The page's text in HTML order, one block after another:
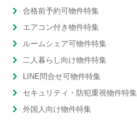
合格前予約可物件特集
エアコン付き物件特集
ルームシェア可物件特集
二人暮らし向け物件特集
LINE問合せ可物件特集
セキュリティ・防犯重視物件特集
外国人向け物件特集